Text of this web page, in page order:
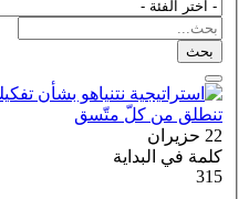
بحث
22 حزيران
كلمة في البداية
315